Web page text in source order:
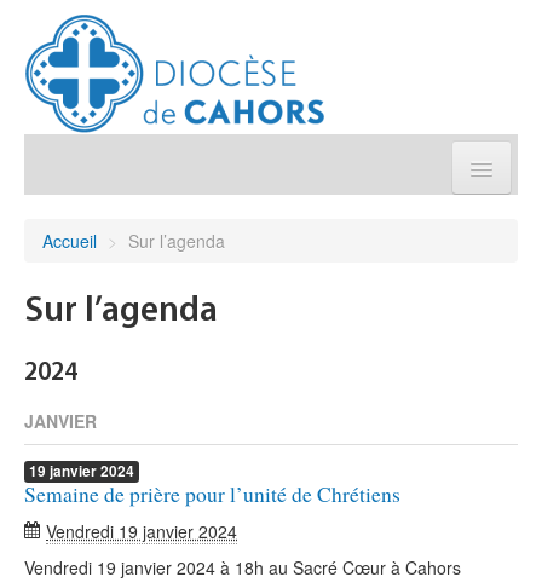
Agenda diocésain
Je donne
Annuaire/Contact
Accueil > Sur l’agenda
Sur l’agenda
2024
JANVIER
19 janvier2024
Semaine de prière pour l’unité de Chrétiens
Vendredi 19 janvier 2024
Vendredi 19 janvier 2024 à 18h au Sacré Cœur à Cahors